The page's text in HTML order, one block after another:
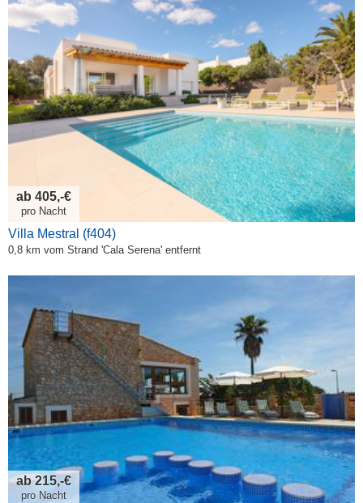
ab 405,-€
pro Nacht
Villa Mestral (f404)
0,8 km vom Strand 'Cala Serena' entfernt
ab 215,-€
pro Nacht